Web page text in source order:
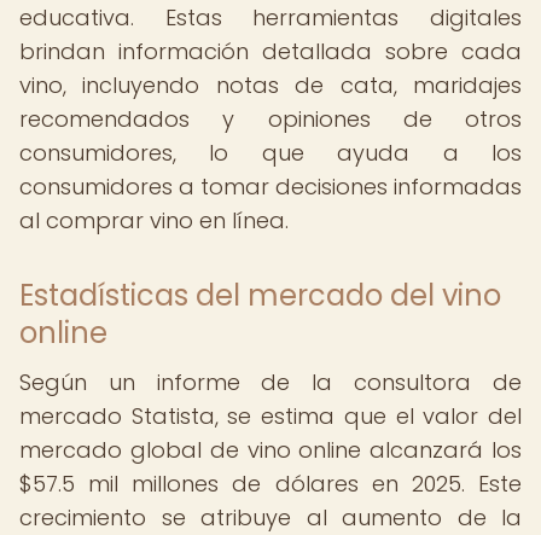
educativa. Estas herramientas digitales
brindan información detallada sobre cada
vino, incluyendo notas de cata, maridajes
recomendados y opiniones de otros
consumidores, lo que ayuda a los
consumidores a tomar decisiones informadas
al comprar vino en línea.
Estadísticas del mercado del vino
online
Según un informe de la consultora de
mercado Statista, se estima que el valor del
mercado global de vino online alcanzará los
$57.5 mil millones de dólares en 2025. Este
crecimiento se atribuye al aumento de la